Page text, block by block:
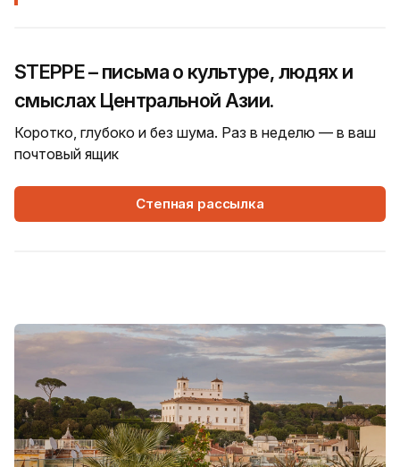
STEPPE – письма о культуре, людях и
смыслах Центральной Азии.
Коротко, глубоко и без шума. Раз в неделю — в ваш
почтовый ящик
Степная рассылка